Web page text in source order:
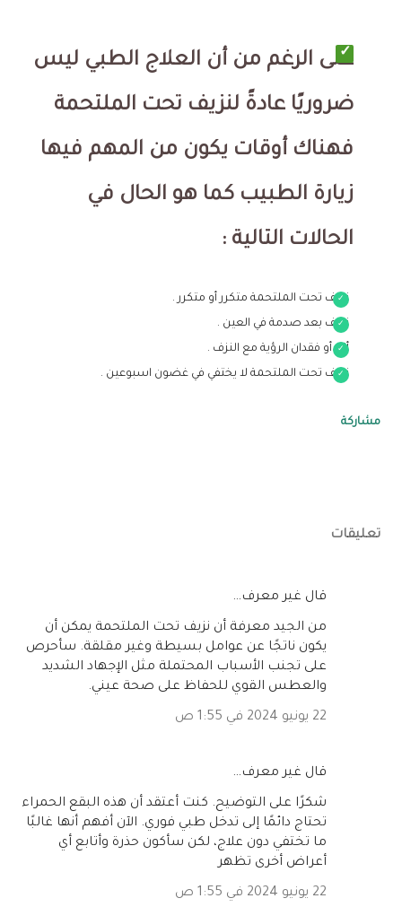
على الرغم من أن العلاج الطبي ليس
ضروريًا عادةً لنزيف تحت الملتحمة
فهناك أوقات يكون من المهم فيها
زيارة الطبيب كما هو الحال في
الحالات التالية :
نزيف تحت الملتحمة متكرر أو متكرر .
نزيف بعد صدمة في العين .
ألم أو فقدان الرؤية مع النزف .
نزيف تحت الملتحمة لا يختفي في غضون اسبوعين .
مشاركة
تعليقات
‏قال غير معرف…
من الجيد معرفة أن نزيف تحت الملتحمة يمكن أن
يكون ناتجًا عن عوامل بسيطة وغير مقلقة. سأحرص
على تجنب الأسباب المحتملة مثل الإجهاد الشديد
والعطس القوي للحفاظ على صحة عيني.
22 يونيو 2024 في 1:55 ص
‏قال غير معرف…
شكرًا على التوضيح. كنت أعتقد أن هذه البقع الحمراء
تحتاج دائمًا إلى تدخل طبي فوري. الآن أفهم أنها غالبًا
ما تختفي دون علاج، لكن سأكون حذرة وأتابع أي
أعراض أخرى تظهر
22 يونيو 2024 في 1:55 ص